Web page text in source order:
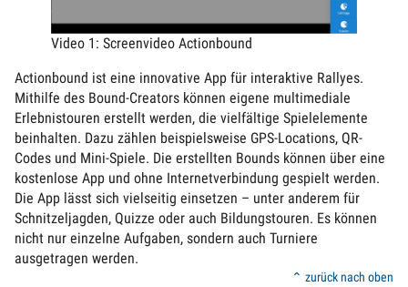
Video 1: Screenvideo Actionbound
Actionbound ist eine innovative App für interaktive Rallyes.
Mithilfe des Bound-Creators können eigene multimediale
Erlebnistouren erstellt werden, die vielfältige Spielelemente
beinhalten. Dazu zählen beispielsweise GPS-Locations, QR-
Codes und Mini-Spiele. Die erstellten Bounds können über eine
kostenlose App und ohne Internetverbindung gespielt werden.
Die App lässt sich vielseitig einsetzen – unter anderem für
Schnitzeljagden, Quizze oder auch Bildungstouren. Es können
nicht nur einzelne Aufgaben, sondern auch Turniere
ausgetragen werden.
⌃ zurück nach oben